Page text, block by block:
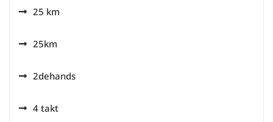
25 km
25km
2dehands
4 takt